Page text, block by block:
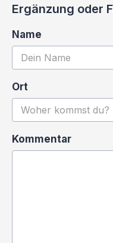
Ergänzung oder
Name
Ort
Kommentar